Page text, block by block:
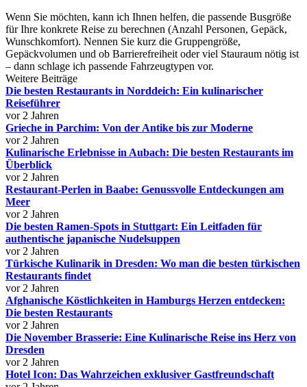
Wenn Sie möchten, kann ich Ihnen helfen, die passende Busgröße
für Ihre konkrete Reise zu berechnen (Anzahl Personen, Gepäck,
Wunschkomfort). Nennen Sie kurz die Gruppengröße,
Gepäckvolumen und ob Barrierefreiheit oder viel Stauraum nötig ist
– dann schlage ich passende Fahrzeugtypen vor.
Weitere Beiträge
Die besten Restaurants in Norddeich: Ein kulinarischer
Reiseführer
vor 2 Jahren
Grieche in Parchim: Von der Antike bis zur Moderne
vor 2 Jahren
Kulinarische Erlebnisse in Aubach: Die besten Restaurants im
Überblick
vor 2 Jahren
Restaurant-Perlen in Baabe: Genussvolle Entdeckungen am
Meer
vor 2 Jahren
Die besten Ramen-Spots in Stuttgart: Ein Leitfaden für
authentische japanische Nudelsuppen
vor 2 Jahren
Türkische Kulinarik in Dresden: Wo man die besten türkischen
Restaurants findet
vor 2 Jahren
Afghanische Köstlichkeiten in Hamburgs Herzen entdecken:
Die besten Restaurants
vor 2 Jahren
Die November Brasserie: Eine Kulinarische Reise ins Herz von
Dresden
vor 2 Jahren
Hotel Icon: Das Wahrzeichen exklusiver Gastfreundschaft